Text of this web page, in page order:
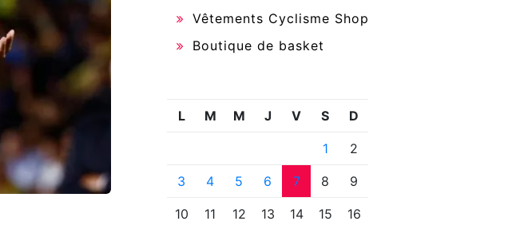
Vêtements Cyclisme Shop
Boutique de basket
L M M J V S D
1 2
3 4 5 6 7 8 9
10 11 12 13 14 15 16